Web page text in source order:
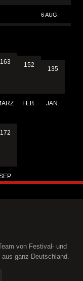
6 AUG.
163 152
FEB.
135
JAN.
172
von Festival- und
ganz Deutschland.